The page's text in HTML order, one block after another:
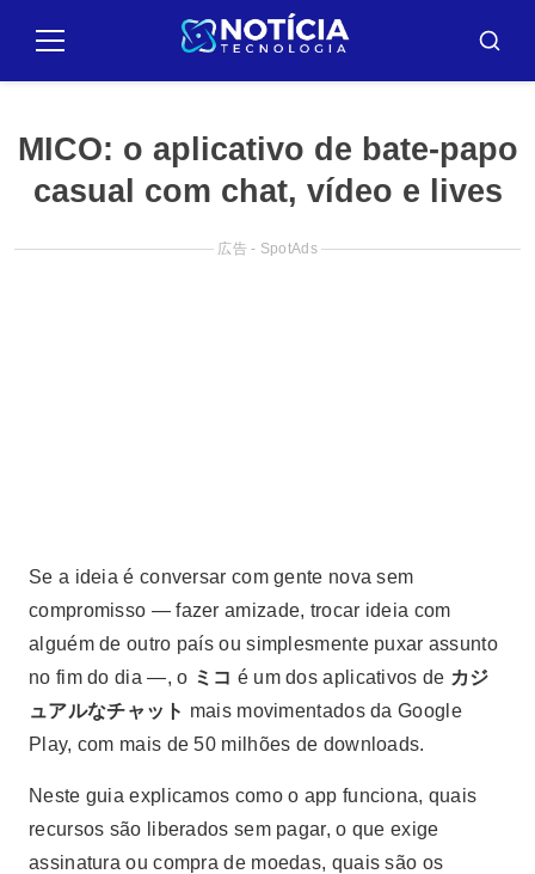
paraメ
バ
MICO: o aplicativo de bate-papo
casual com chat, vídeo e lives
広告 - SpotAds
Se a ideia é conversar com gente nova sem
compromisso — fazer amizade, trocar ideia com
alguém de outro país ou simplesmente puxar assunto
no fim do dia —, o ミコ é um dos aplicativos de カジ
ュアルなチャット mais movimentados da Google
Play, com mais de 50 milhões de downloads.
Neste guia explicamos como o app funciona, quais
recursos são liberados sem pagar, o que exige
assinatura ou compra de moedas, quais são os